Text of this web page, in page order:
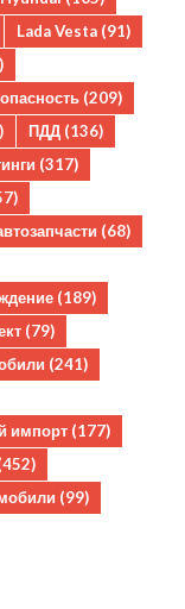
Lada Vesta (91)
(209)
ПДД (136)
(317)
(68)
(189)
(79)
(241)
импорт (177)
(99)